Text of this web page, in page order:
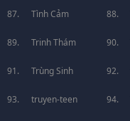
Tình Cảm
Trinh Thám
Trùng Sinh
truyen-teen